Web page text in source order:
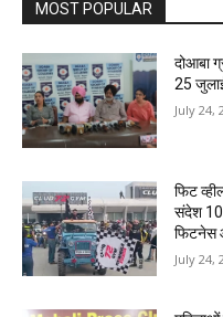
MOST POPULAR
दोआबा
25
July 24,
फिट
संदेश
फिटनेस
July 24,